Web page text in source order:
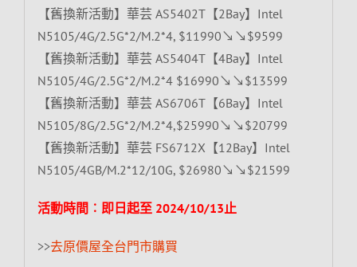
【舊換新活動】華芸 AS5402T【2Bay】Intel
N5105/4G/2.5G*2/M.2*4, $11990↘↘$9599
【舊換新活動】華芸 AS5404T【4Bay】Intel
N5105/4G/2.5G*2/M.2*4 $16990↘↘$13599
【舊換新活動】華芸 AS6706T【6Bay】Intel
N5105/8G/2.5G*2/M.2*4,$25990↘↘$20799
【舊換新活動】華芸 FS6712X【12Bay】Intel
N5105/4GB/M.2*12/10G, $26980↘↘$21599
活動時間︰即日起至 2024/10/13止
>>去原價屋全台門市購買